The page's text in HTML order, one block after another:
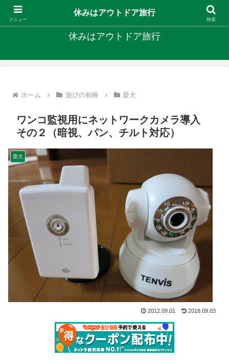
キャンプ、釣り、旅行など外遊びを楽しんでます
休みはアウトドア旅行
ホーム 遊びの相棒 愛犬
ワンコ監視用にネットワークカメラ導入
その２（暗視、パン、チルト対応）
愛犬
2012.09.01 2018.09.03
メニュー
休みはアウトドア旅行
検索